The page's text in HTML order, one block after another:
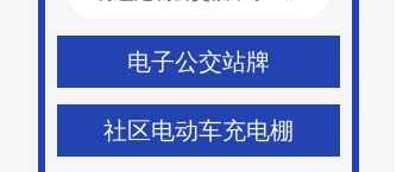
电子公交站牌
社区电动车充电棚